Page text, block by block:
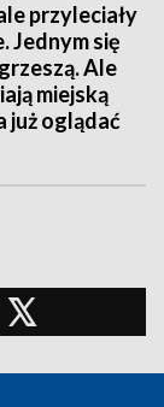
przyleciały
Jednym się
Ale
miejską
już oglądać